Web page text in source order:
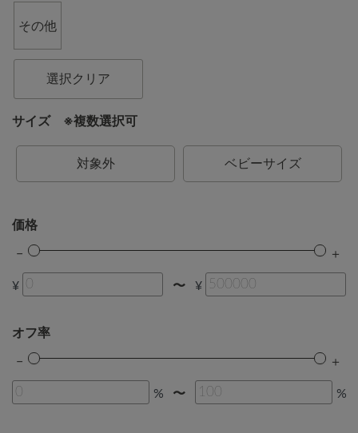
その他
選択クリア
サイズ ※複数選択可
対象外 ベビーサイズ
価格
¥ 〜 ¥
オフ率
% 〜 %